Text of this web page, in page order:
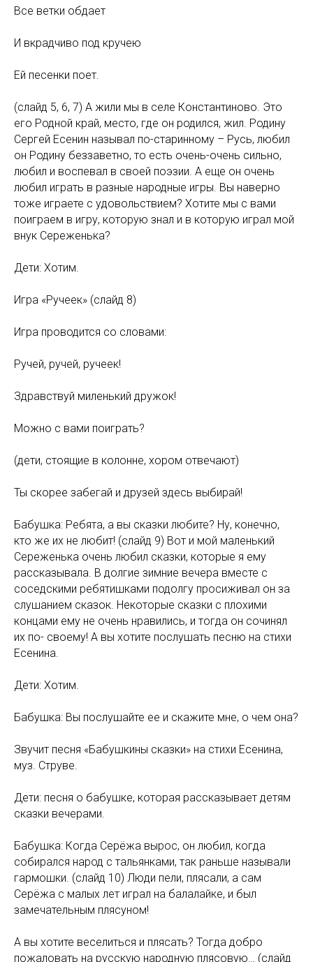
Все ветки обдает
И вкрадчиво под кручею
Ей песенки поет.
(слайд 5, 6, 7) А жили мы в селе Константиново. Это
его Родной край, место, где он родился, жил. Родину
Сергей Есенин называл по-старинному – Русь, любил
он Родину беззаветно, то есть очень-очень сильно,
любил и воспевал в своей поэзии. А еще он очень
любил играть в разные народные игры. Вы наверно
тоже играете с удовольствием? Хотите мы с вами
поиграем в игру, которую знал и в которую играл мой
внук Сереженька?
Дети: Хотим.
Игра «Ручеек» (слайд 8)
Игра проводится со словами:
Ручей, ручей, ручеек!
Здравствуй миленький дружок!
Можно с вами поиграть?
(дети, стоящие в колонне, хором отвечают)
Ты скорее забегай и друзей здесь выбирай!
Бабушка: Ребята, а вы сказки любите? Ну, конечно,
кто же их не любит! (слайд 9) Вот и мой маленький
Сереженька очень любил сказки, которые я ему
рассказывала. В долгие зимние вечера вместе с
соседскими ребятишками подолгу просиживал он за
слушанием сказок. Некоторые сказки с плохими
концами ему не очень нравились, и тогда он сочинял
их по- своему! А вы хотите послушать песню на стихи
Есенина.
Дети: Хотим.
Бабушка: Вы послушайте ее и скажите мне, о чем она?
Звучит песня «Бабушкины сказки» на стихи Есенина,
муз. Струве.
Дети: песня о бабушке, которая рассказывает детям
сказки вечерами.
Бабушка: Когда Серёжа вырос, он любил, когда
собирался народ с тальянками, так раньше называли
гармошки. (слайд 10) Люди пели, плясали, а сам
Серёжа с малых лет играл на балалайке, и был
замечательным плясуном!
А вы хотите веселиться и плясать? Тогда добро
пожаловать на русскую народную плясовую… (слайд